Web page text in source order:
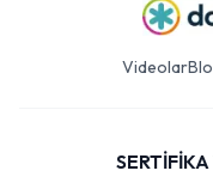
Videolar